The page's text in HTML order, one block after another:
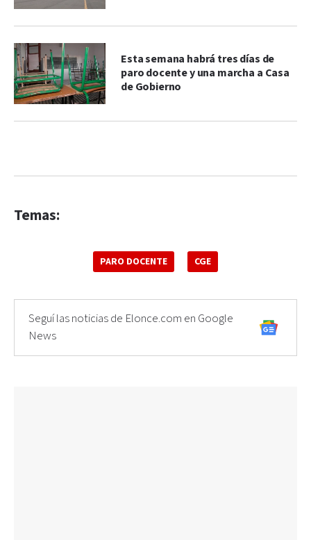
Esta semana habrá tres días de
paro docente y una marcha a Casa
de Gobierno
Temas:
PARO DOCENTE CGE
Seguí las noticias de Elonce.com en Google
News